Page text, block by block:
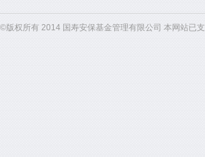
©版权所有 2014 国寿安保基金管理有限公司 本网站已